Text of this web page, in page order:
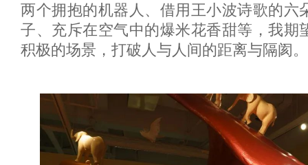
两个拥抱的机器人、借用王小波诗歌的六
子、充斥在空气中的爆米花香甜等，我期
积极的场景，打破人与人间的距离与隔阂。